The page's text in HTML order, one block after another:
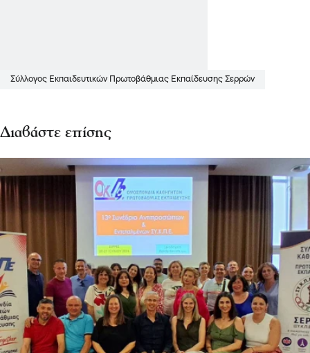
Σύλλογος Εκπαιδευτικών Πρωτοβάθμιας Εκπαίδευσης Σερρών
Διαβάστε επίσης